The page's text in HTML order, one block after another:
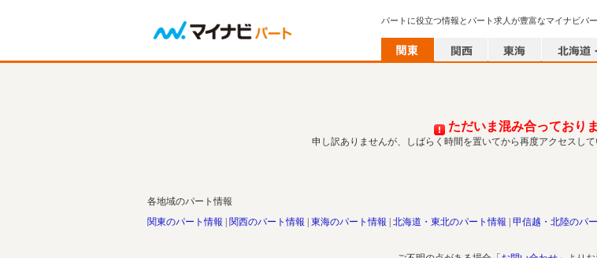
パートに役立つ情報とパート求人が豊富なマイナビパ
ただいま混み合っておりま
申し訳ありませんが、しばらく時間を置いてから再度アクセスして
各地域のパート情報
関東のパート情報
関西のパート情報 東海のパート情報 北海道・東北のパート情報 甲信越・北陸のパ